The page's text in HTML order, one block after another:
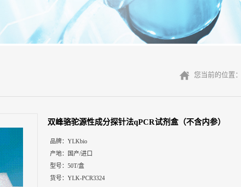
您当前的位置：
双峰骆驼源性成分探针法qPCR试剂盒（不含内参）
品牌： YLKbio
产地：
国产/进口
型号： 50T/盒
货号： YLK-PCR3324